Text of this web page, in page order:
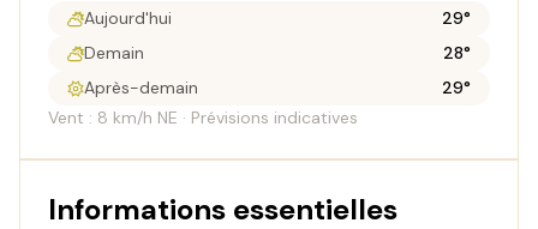
Aujourd'hui
29°
Demain
28°
Après-demain
29°
Vent : 8 km/h NE · Prévisions indicatives
Informations essentielles